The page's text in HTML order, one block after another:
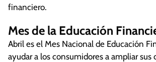
financiero.
Mes de la Educación
Abril es el Mes Nacional de Educación
ayudar a los consumidores a ampliar